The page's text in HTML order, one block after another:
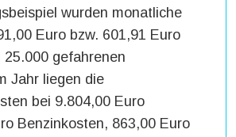
wurden monatliche
Euro bzw. 601,91 Euro
gefahrenen
Jahr liegen die
bei 9.804,00 Euro
Benzinkosten, 863,00 Euro